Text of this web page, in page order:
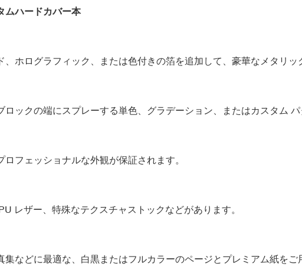
ムハードカバー本
ホログラフィック、または色付きの箔を追加して、豪華なメタリッ
ックの端にスプレーする単色、グラデーション、またはカスタム パ
フェッショナルな外観が保証されます。
レザー、特殊なテクスチャストックなどがあります。
などに最適な、白黒またはフルカラーのページとプレミアム紙をご